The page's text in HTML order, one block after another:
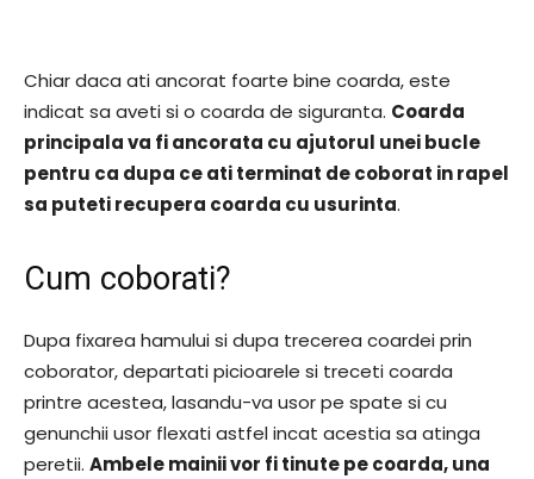
Chiar daca ati ancorat foarte bine coarda, este
indicat sa aveti si o coarda de siguranta. Coarda
principala va fi ancorata cu ajutorul unei bucle
pentru ca dupa ce ati terminat de coborat in rapel
sa puteti recupera coarda cu usurinta.
Cum coborati?
Dupa fixarea hamului si dupa trecerea coardei prin
coborator, departati picioarele si treceti coarda
printre acestea, lasandu-va usor pe spate si cu
genunchii usor flexati astfel incat acestia sa atinga
peretii. Ambele mainii vor fi tinute pe coarda, una